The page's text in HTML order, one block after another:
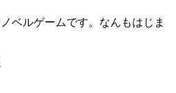
ベルゲームです。なんもはじま